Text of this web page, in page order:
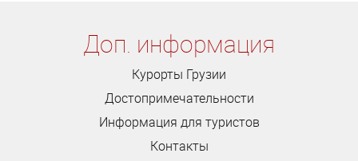
Доп. информация
Курорты Грузии
Достопримечательности
Информация для туристов
Контакты